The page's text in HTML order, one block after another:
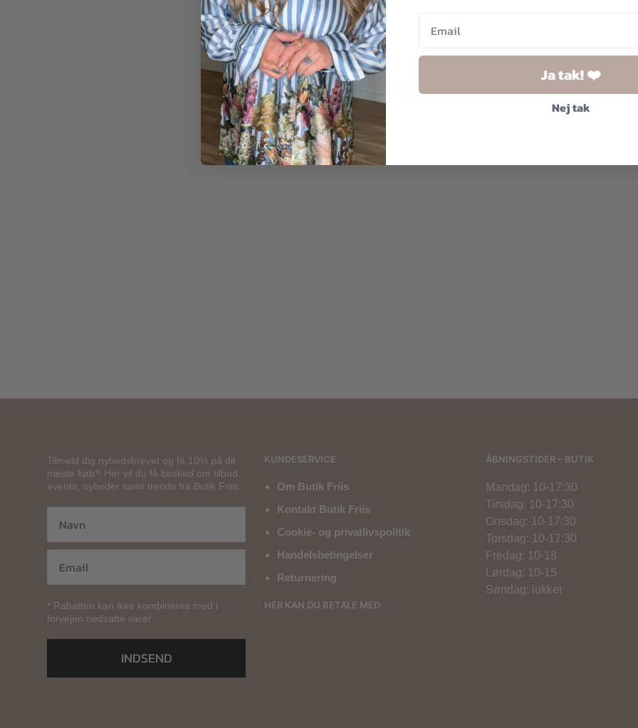
RELATEREDE
2 for
Tilmeld dig nyhedsbrevet og få 10% på dit
næste køb*! Her vil du få besked om tilbud,
events, nyheder samt trends fra Butik Friis.
* Rabatten kan ikke kombineres med i
forvejen nedsatte varer.
INDSEND
KUNDESERVICE
Om Butik Friis
Kontakt Butik Friis
Cookie- og privatlivspolitik
Handelsbetingelser
Returnering
HER KAN DU BETALE MED
ÅBNINGSTIDER – BUTIK
Mandag: 10-17:30
Tirsdag: 10-17:30
Onsdag: 10-17:30
Torsdag: 10-17:30
Fredag: 10-18
Lørdag: 10-15
Søndag: lukket
Ja tak! ❤️
Nej tak